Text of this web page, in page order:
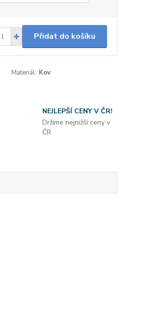
Přidat do košíku
Materiál: Kov
NEJLEPŠÍ CENY V ČR!
Držíme nejnižší ceny v
ČR